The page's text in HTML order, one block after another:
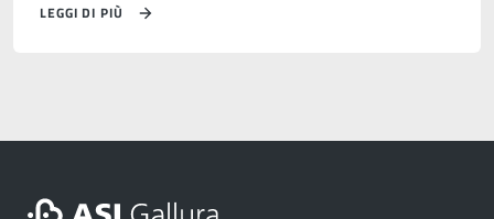
LEGGI DI PIÙ